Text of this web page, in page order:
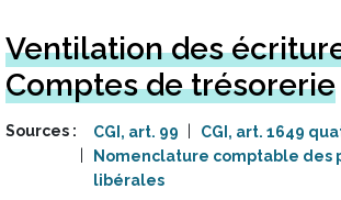
Ventilation des
Comptes de trésorerie
Sources CGI, art. 99
CGI, art. 1649
Nomenclature comptable des
libérales